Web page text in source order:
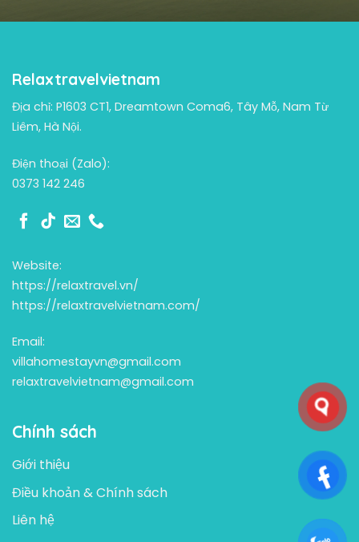
Relaxtravelvietnam
Địa chỉ: P1603 CT1, Dreamtown Coma6, Tây Mỗ, Nam Từ
Liêm, Hà Nội.
Điện thoại (Zalo):
0373 142 246
Website:
https://relaxtravel.vn/
https://relaxtravelvietnam.com/
Email:
villahomestayvn@gmail.com
relaxtravelvietnam@gmail.com
Chính sách
Giới thiệu
Điều khoản & Chính sách
Liên hệ